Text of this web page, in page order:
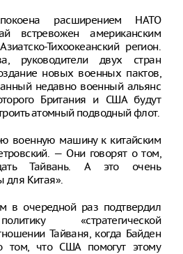
расширением НАТО
встревожен американским
Тихоокеанский регион.
руководители двух стран
новых военных пактов,
недавно военный альянс
Британия и США будут
атомный подводный флот.
военную машину к китайским
— Они говорят о том,
Тайвань. А это очень
для Китая».
в очередной раз подтвердил
«стратегической
Тайваня, когда Байден
том, что США помогут этому